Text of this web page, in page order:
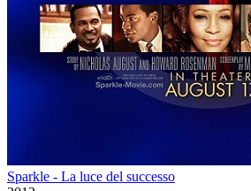
Sparkle - La luce del successo